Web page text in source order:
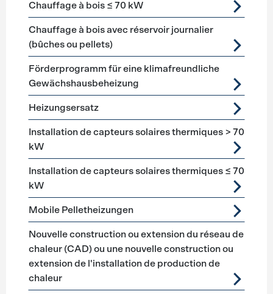
Chauffage à bois ≤ 70 kW
Chauffage à bois avec réservoir journalier
(bûches ou pellets)
Förderprogramm für eine klimafreundliche
Gewächshausbeheizung
Heizungsersatz
Installation de capteurs solaires thermiques > 70
kW
Installation de capteurs solaires thermiques ≤ 70
kW
Mobile Pelletheizungen
Nouvelle construction ou extension du réseau de
chaleur (CAD) ou une nouvelle construction ou
extension de l'installation de production de
chaleur